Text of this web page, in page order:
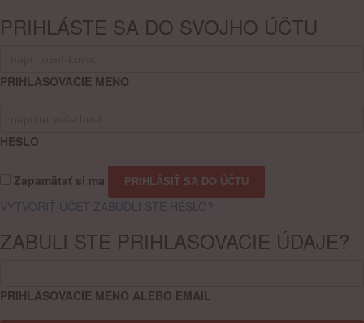
PRIHLÁSTE SA DO SVOJHO ÚČTU
PRIHLASOVACIE MENO
HESLO
Zapamätať si ma
VYTVORIŤ ÚČET ZABUDLI STE HESLO?
ZABULI STE PRIHLASOVACIE ÚDAJE?
PRIHLASOVACIE MENO ALEBO EMAIL